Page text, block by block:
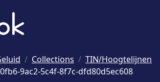
Collections
TIN/Hoogtelijnen
9ac2-5c4f-8f7c-dfd80d5ec608